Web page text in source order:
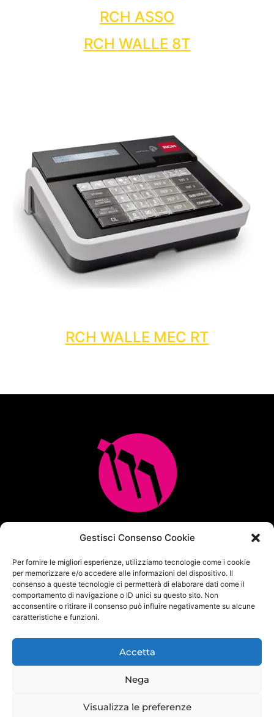
Gestisci Consenso Cookie
Per fornire le migliori esperienze, utilizziamo tecnologie come i cookie
per memorizzare e/o accedere alle informazioni del dispositivo. Il
consenso a queste tecnologie ci permetterà di elaborare dati come il
comportamento di navigazione o ID unici su questo sito. Non
acconsentire o ritirare il consenso può influire negativamente su alcune
caratteristiche e funzioni.
Accetta
Nega
Visualizza le preferenze
RCH ASSO
RCH WALLE 8T
RCH WALLE MEC RT
Multicopia e Arreda Ufficio srl
Centralino unificato Tel. 0532 771065
info@multicopia360.com
P.Iva IT01564380382
Capitale Sociale i.v. 100.000 €
Privacy Policy|Cookie Policy